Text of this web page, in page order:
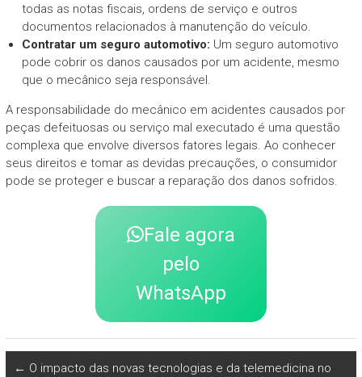
todas as notas fiscais, ordens de serviço e outros
documentos relacionados à manutenção do veículo.
Contratar um seguro automotivo: Um seguro automotivo
pode cobrir os danos causados por um acidente, mesmo
que o mecânico seja responsável.
A responsabilidade do mecânico em acidentes causados por
peças defeituosas ou serviço mal executado é uma questão
complexa que envolve diversos fatores legais. Ao conhecer
seus direitos e tomar as devidas precauções, o consumidor
pode se proteger e buscar a reparação dos danos sofridos.
Fale agora
pelo
WhatsApp
← O impacto das novas tecnologias e da telemedicina no